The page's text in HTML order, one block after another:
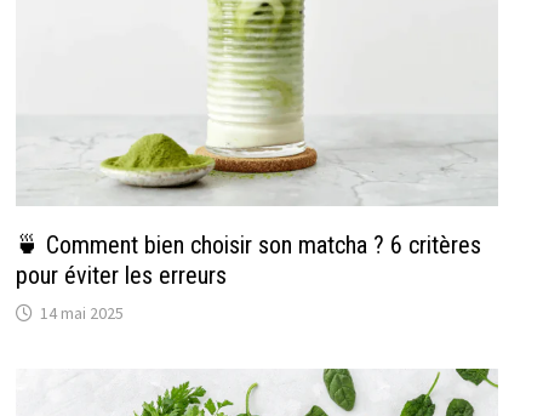
🍵 Comment bien choisir son matcha ? 6 critères
pour éviter les erreurs
14 mai 2025